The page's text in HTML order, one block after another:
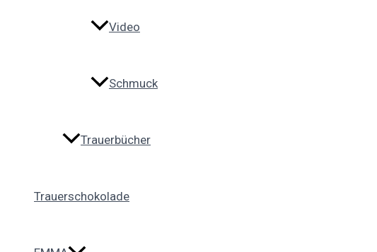
Video
Schmuck
Trauerbücher
Trauerschokolade